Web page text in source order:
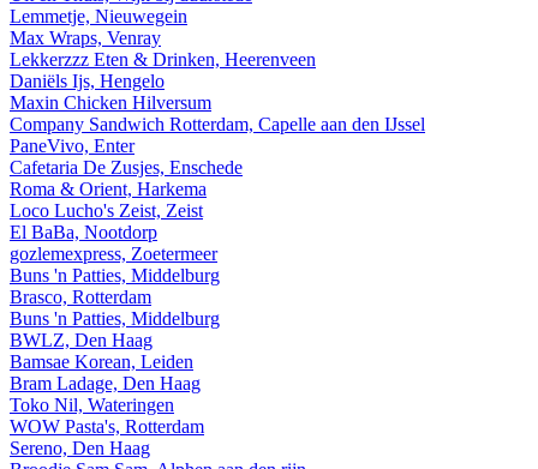
Lemmetje, Nieuwegein
Max Wraps, Venray
Lekkerzzz Eten & Drinken, Heerenveen
Daniëls Ijs, Hengelo
Maxin Chicken Hilversum
Company Sandwich Rotterdam, Capelle aan den IJssel
PaneVivo, Enter
Cafetaria De Zusjes, Enschede
Roma & Orient, Harkema
Loco Lucho's Zeist, Zeist
El BaBa, Nootdorp
gozlemexpress, Zoetermeer
Buns 'n Patties, Middelburg
Brasco, Rotterdam
Buns 'n Patties, Middelburg
BWLZ, Den Haag
Bamsae Korean, Leiden
Bram Ladage, Den Haag
Toko Nil, Wateringen
WOW Pasta's, Rotterdam
Sereno, Den Haag